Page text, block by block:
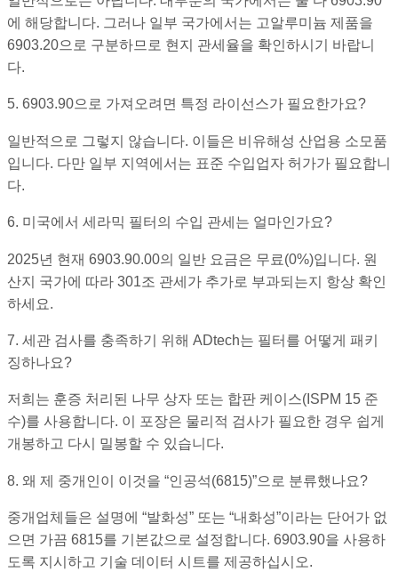
에 해당합니다. 그러나 일부 국가에서는 고알루미늄 제품을
6903.20으로 구분하므로 현지 관세율을 확인하시기 바랍니
다.
5. 6903.90으로 가져오려면 특정 라이선스가 필요한가요?
일반적으로 그렇지 않습니다. 이들은 비유해성 산업용 소모품
입니다. 다만 일부 지역에서는 표준 수입업자 허가가 필요합니
다.
6. 미국에서 세라믹 필터의 수입 관세는 얼마인가요?
2025년 현재 6903.90.00의 일반 요금은 무료(0%)입니다. 원
산지 국가에 따라 301조 관세가 추가로 부과되는지 항상 확인
하세요.
7. 세관 검사를 충족하기 위해 ADtech는 필터를 어떻게 패키
징하나요?
저희는 훈증 처리된 나무 상자 또는 합판 케이스(ISPM 15 준
수)를 사용합니다. 이 포장은 물리적 검사가 필요한 경우 쉽게
개봉하고 다시 밀봉할 수 있습니다.
8. 왜 제 중개인이 이것을 “인공석(6815)”으로 분류했나요?
중개업체들은 설명에 “발화성” 또는 “내화성”이라는 단어가 없
으면 가끔 6815를 기본값으로 설정합니다. 6903.90을 사용하
도록 지시하고 기술 데이터 시트를 제공하십시오.